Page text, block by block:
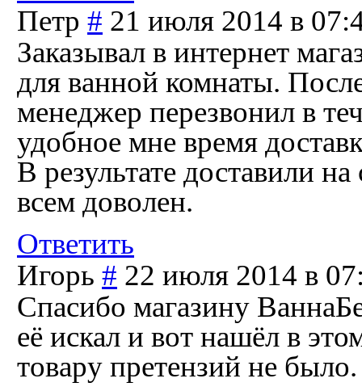
Петр # 21 июля 2014 в
Заказывал в интернет
для ванной комнаты.
менеджер перезвонил в
удобное мне время
В результате доставили
всем доволен.
Ответить
Игорь # 22 июля 2014 в
Спасибо магазину
её искал и вот нашёл в
товару претензий не